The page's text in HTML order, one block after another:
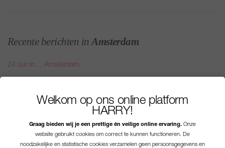
Welkom op ons online platform
HARRY!
Graag bieden wij je een prettige én veilige online ervaring. Onze
website gebruikt cookies om correct te kunnen functioneren. De
noodzakelijke en statistische cookies verzamelen geen persoonsgegevens en
Recente berichten inAmsterdam
24 uur in… Amsterdam
WestCords toppers
Suphotspots in eigen land